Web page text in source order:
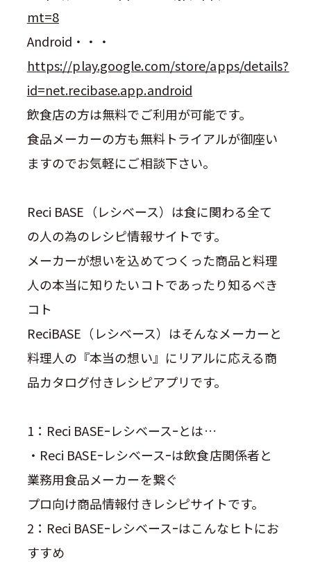
mt=8
Android ・・・
https://play.google.com/store/apps/details?
id=net.recibase.app.android
飲食店の方は無料でご利用が可能です。
食品メーカーの方も無料トライアルが御座い
ますのでお気軽にご相談下さい。
Reci BASE（レシベース）は食に関わる全て
の人の為のレシピ情報サイトです。
メーカーが想いを込めてつくった商品と料理
人の本当に知りたいコトであったり知るべき
コト
ReciBASE（レシベース）はそんなメーカーと
料理人の『本当の想い』にリアルに応える商
品カタログ付きレシピアプリです。
1：Reci BASEｰレシベースｰとは…
・Reci BASEｰレシベースｰは飲食店関係者と
業務用食品メーカーを繋ぐ
プロ向け商品情報付きレシピサイトです。
2：Reci BASEｰレシベースｰはこんなヒトにお
すすめ